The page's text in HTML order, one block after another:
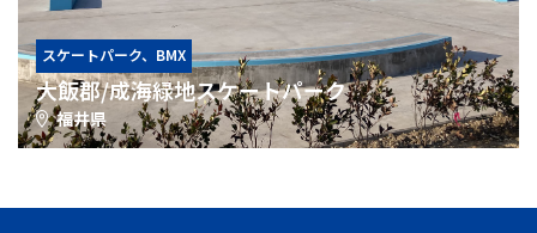
スケートパーク、BMX
大飯郡/成海緑地スケートパーク
福井県